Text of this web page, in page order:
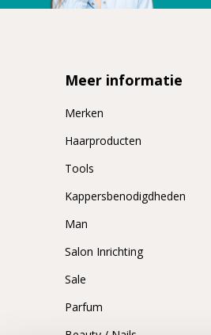
Meer informatie
Merken
Haarproducten
Tools
Kappersbenodigdheden
Man
Salon Inrichting
Sale
Parfum